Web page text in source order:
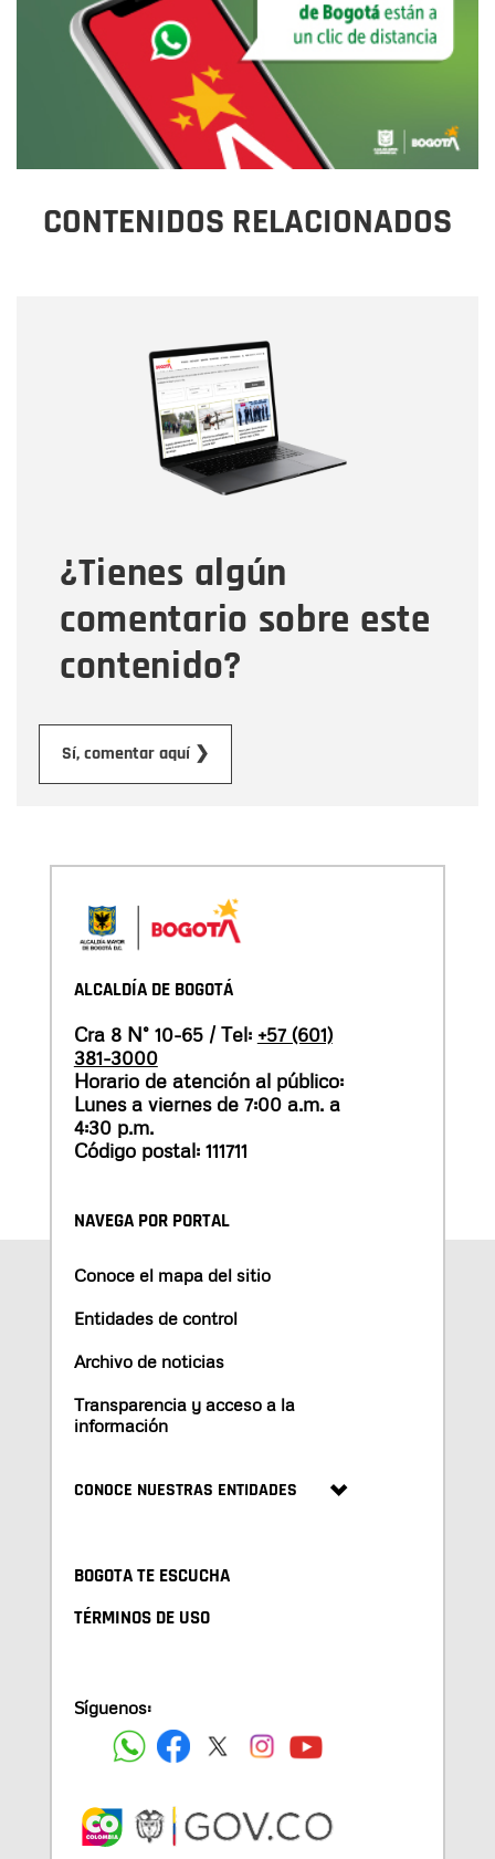
CONTENIDOS RELACIONADOS
¿Tienes algún
comentario sobre este
contenido?
Sí, comentar aquí ❯
Correo electrónico
Tipo de comentario
Mensaje
ALCALDÍA DE BOGOTÁ
Cra 8 N° 10-65 / Tel: +57 (601)
381-3000
Horario de atención al público:
Lunes a viernes de 7:00 a.m. a
4:30 p.m.
Código postal: 111711
NAVEGA POR PORTAL
Conoce el mapa del sitio
Entidades de control
Archivo de noticias
Transparencia y acceso a la
información
CONOCE NUESTRAS ENTIDADES
BOGOTA TE ESCUCHA
TÉRMINOS DE USO
Síguenos: